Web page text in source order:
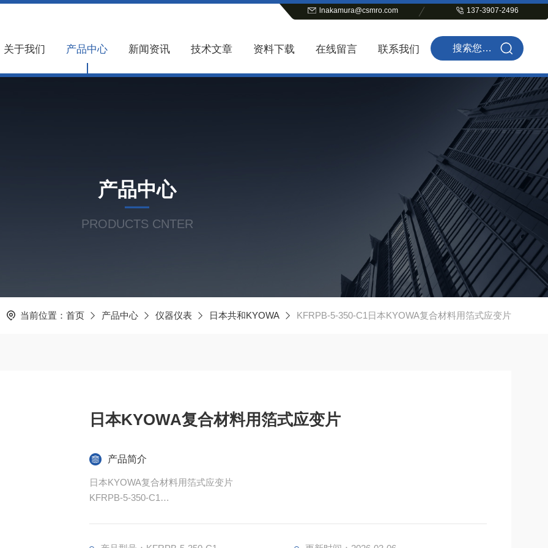
lnakamura@csmro.com 137-3907-2496
关于我们 产品中心 新闻资讯 技术文章 资料下载 在线留言 联系我们
产品中心
PRODUCTS CNTER
当前位置： 首页 产品中心 仪器仪表 日本共和KYOWA KFRPB-5-350-C1日本KYOWA复合材料用箔式应变片
日本KYOWA复合材料用箔式应变片
产品简介
日本KYOWA复合材料用箔式应变片
KFRPB-5-350-C1
电压